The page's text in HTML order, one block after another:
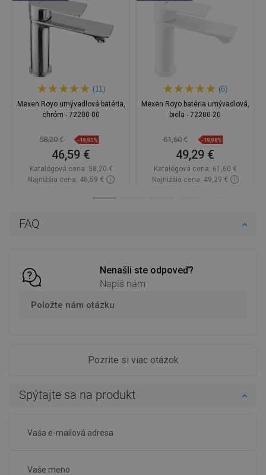
FAQ
Nenašli ste odpoveď?
Napíš nám
Položte nám otázku
Pozrite si viac otázok
Spýtajte sa na produkt
(11)
Mexen Royo umývadlová batéria,
chróm - 72200-00
58,20 € -19,95%
46,59 €
Katalógová cena: 58,20 €
Najnižšia cena: 46,59 €
(6)
Mexen Royo batéria umývadlová,
biela - 72200-20
61,60 € -19,98%
49,29 €
Katalógová cena: 61,60 €
Najnižšia cena: 49,29 €